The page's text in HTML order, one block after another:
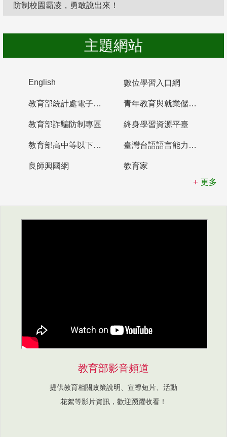
防制校園霸凌，勇敢說出來！
主題網站
English 數位學習入口網
教育部統計處電子書櫃 青年教育與就業儲蓄帳戶
教育部詐騙防制專區 終身學習資源平臺
教育部高中等以下學校及幼兒園教師資格檢定考試 臺灣台語語言能力認證網站
良師興國網
教育家
更多
教育部影音頻道
提供教育相關政策說明、宣導短片、活動
花絮等影片資訊，歡迎踴躍收看！